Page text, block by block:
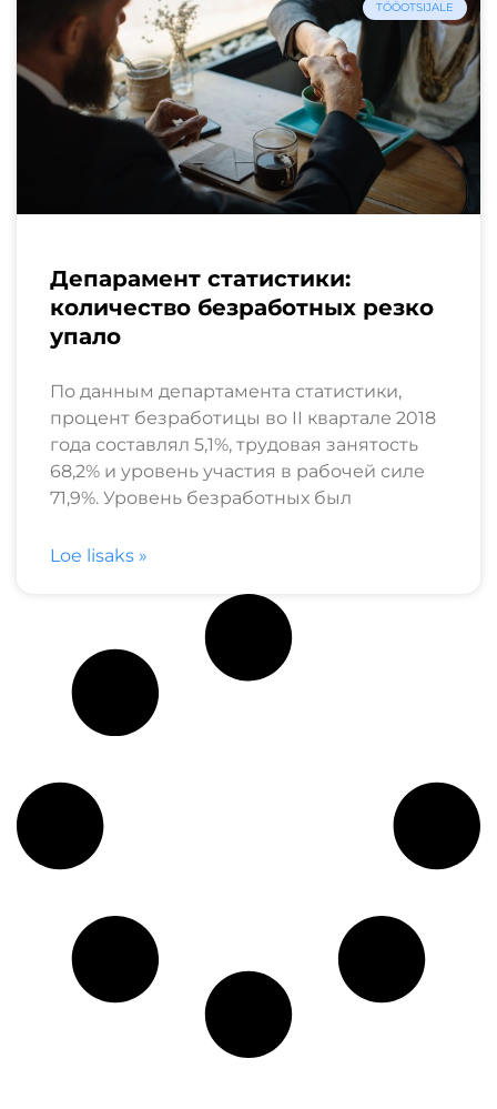
TÖÖOTSIJALE
Депарамент статистики:
количество безработных резко
упало
По данным департамента статистики,
процент безработицы во II квартале 2018
года составлял 5,1%, трудовая занятость
68,2% и уровень участия в рабочей силе
71,9%. Уровень безработных был
Loe lisaks »